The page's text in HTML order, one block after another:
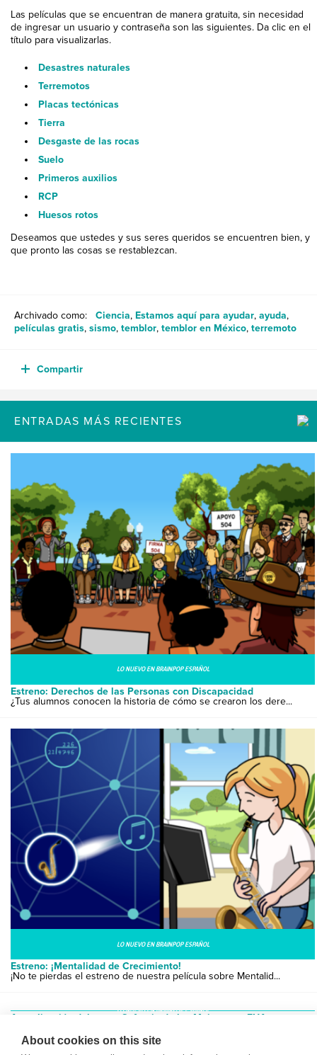
Las películas que se encuentran de manera gratuita, sin necesidad
de ingresar un usuario y contraseña son las siguientes. Da clic en el
título para visualizarlas.
Desastres naturales
Terremotos
Placas tectónicas
Tierra
Desgaste de las rocas
Suelo
Primeros auxilios
RCP
Huesos rotos
Deseamos que ustedes y sus seres queridos se encuentren bien, y
que pronto las cosas se restablezcan.
Archivado como: Ciencia, Estamos aquí para ayudar, ayuda,
películas gratis, sismo, temblor, temblor en México, terremoto
Compartir
ENTRADAS MÁS RECIENTES
LO NUEVO EN BRAINPOP ESPAÑOL
Estreno: Derechos de las Personas con Discapacidad
¿Tus alumnos conocen la historia de cómo se crearon los dere...
LO NUEVO EN BRAINPOP ESPAÑOL
Estreno: ¡Mentalidad de Crecimiento!
¡No te pierdas el estreno de nuestra película sobre Mentalid...
LO NUEVO EN BRAINPOP ESPAÑOL
Actualización del tema: Sufragio de las Mujeres en EUA
About cookies on this site